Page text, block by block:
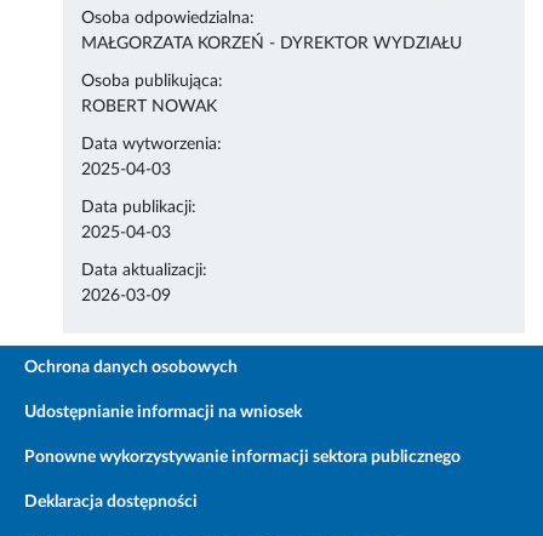
Osoba odpowiedzialna:
MAŁGORZATA KORZEŃ - DYREKTOR WYDZIAŁU
Osoba publikująca:
ROBERT NOWAK
Data wytworzenia:
2025-04-03
Data publikacji:
2025-04-03
Data aktualizacji:
2026-03-09
Ochrona danych osobowych
Udostępnianie informacji na wniosek
Ponowne wykorzystywanie informacji sektora publicznego
Deklaracja dostępności